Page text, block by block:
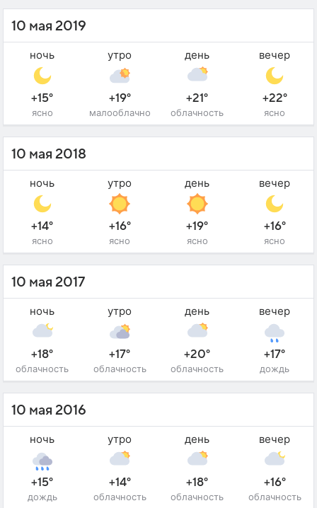
10 мая 2019
ночь
+15°
ясно
утро
+19°
малооблачно
день
+21°
облачность
вечер
+22°
ясно
10 мая 2018
ночь
+14°
ясно
утро
+16°
ясно
день
+19°
ясно
вечер
+16°
ясно
10 мая 2017
ночь
+18°
облачность
утро
+17°
облачность
день
+20°
облачность
вечер
+17°
дождь
10 мая 2016
ночь
+15°
дождь
утро
+14°
облачность
день
+18°
облачность
вечер
+16°
облачность